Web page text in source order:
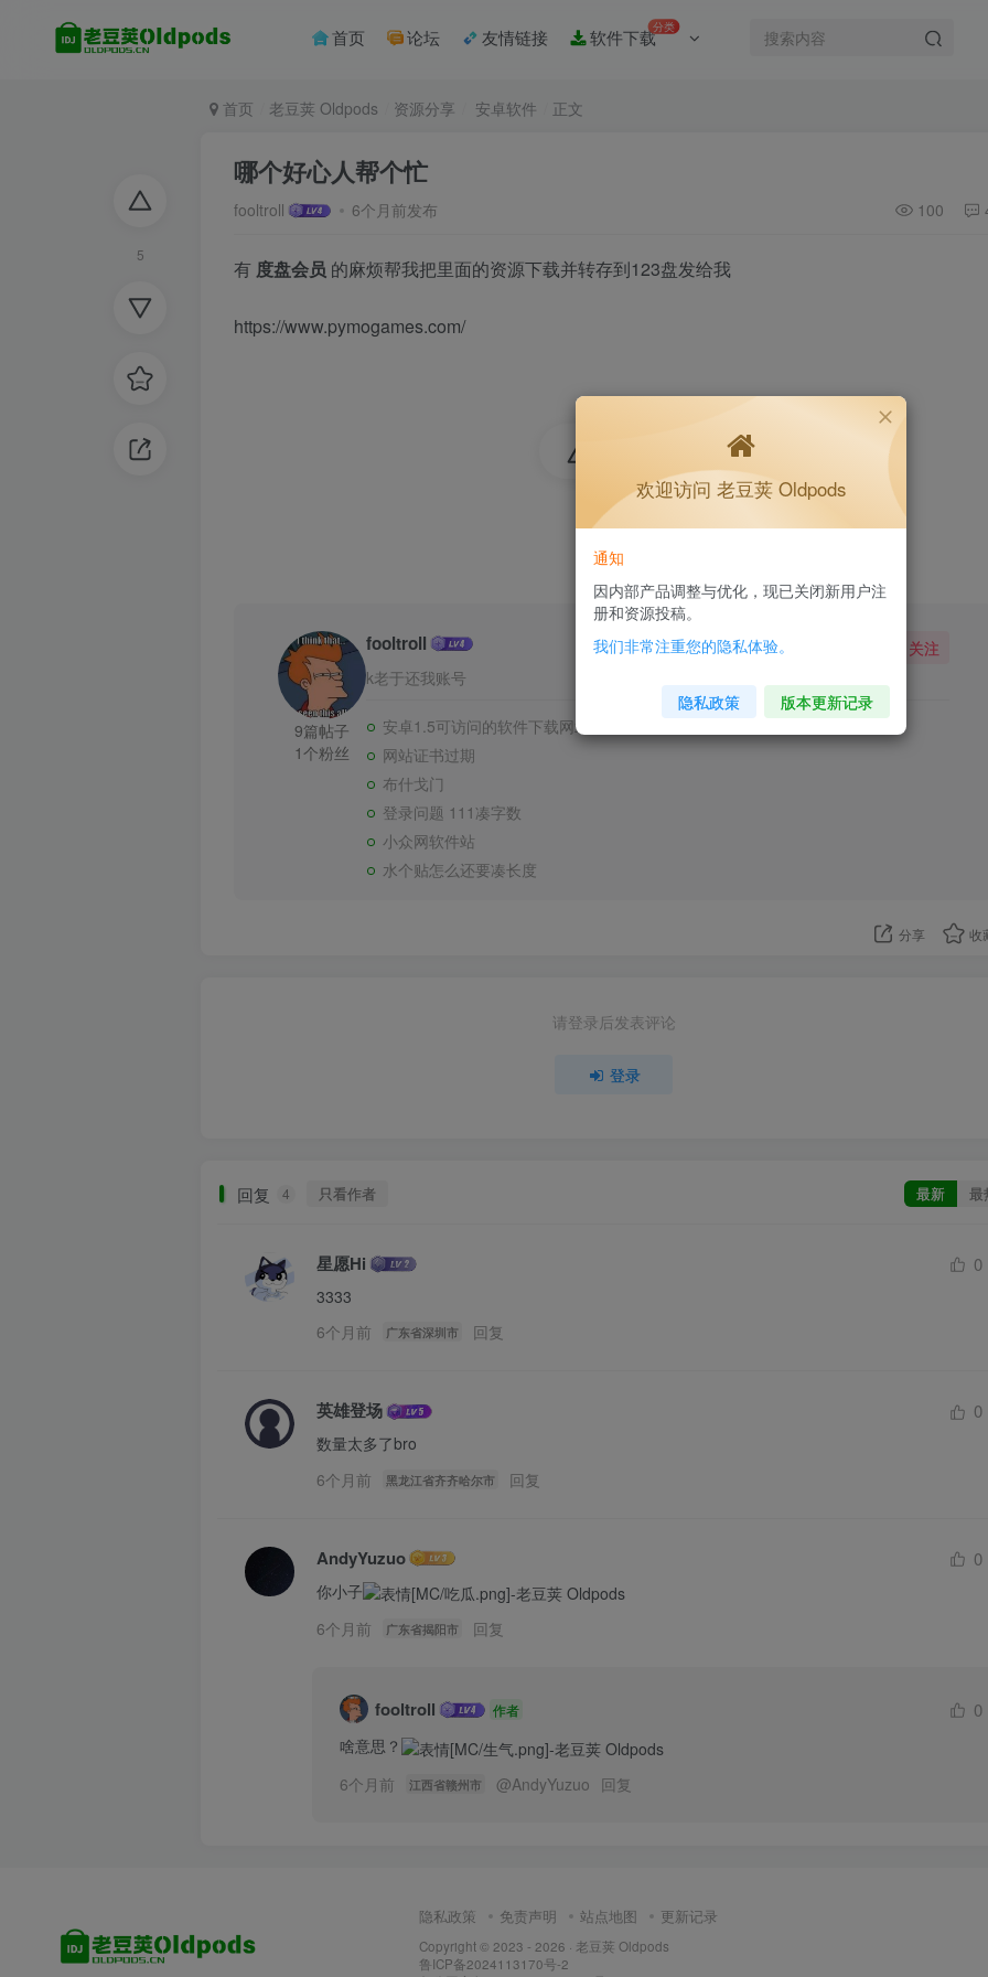
首页 论坛 友情链接 软件下载分类
5
首页 老豆荚 Oldpods 资源分享 安卓软件 正文
哪个好心人帮个忙
fooltroll 6个月前发布 100
有 度盘会员 的麻烦帮我把里面的资源下载并转存到123盘发给我
https://www.pymogames.com/
1人已评分
+5
9篇帖子
1个粉丝
fooltroll
k老于还我账号
关注
安卓1.5可访问的软件下载网站
网站证书过期
布什戈门
登录问题 111凑字数
小众网软件站
水个贴怎么还要凑长度
分享 收
请登录后发表评论
登录
回复 4 只看作者 最新 最
星愿Hi 0
3333
6个月前
广东省深圳市 回复
英雄登场 0
数量太多了bro
6个月前
黑龙江省齐齐哈尔市 回复
AndyYuzuo 0
你小子
6个月前
广东省揭阳市 回复
fooltroll 作者 0
啥意思？
6个月前
江西省赣州市 @AndyYuzuo 回复
隐私政策 免责声明 站点地图 更新记录
Copyright © 2023 - 2026 · 老豆荚 Oldpods
鲁ICP备2024113170号-2
欢迎访问 老豆荚 Oldpods
通知
因内部产品调整与优化，现已关闭新用户注
册和资源投稿。
我们非常注重您的隐私体验。
隐私政策 版本更新记录